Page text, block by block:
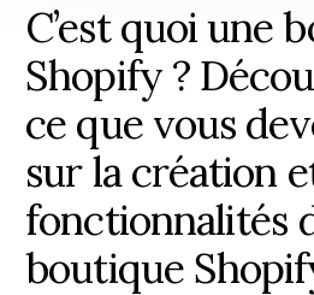
C’est quoi une
Shopify ?
ce que vous
sur la création
fonctionnalités
boutique
HOT